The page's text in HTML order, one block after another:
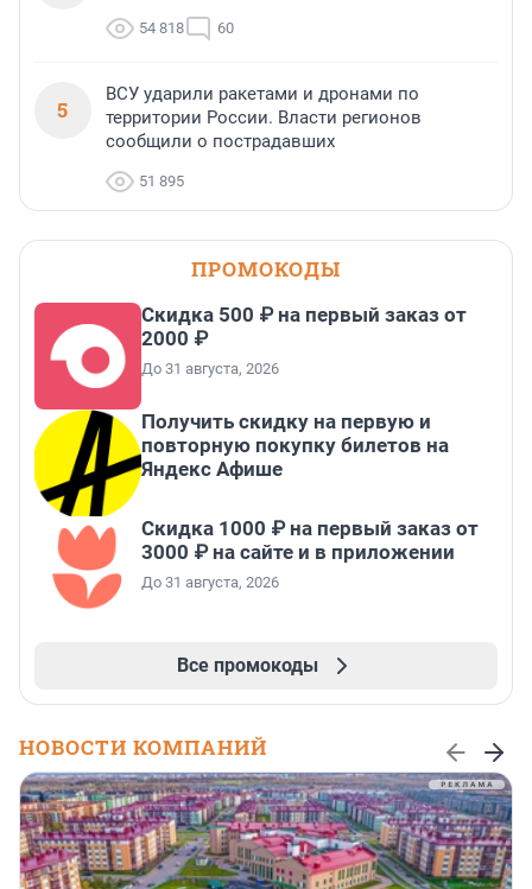
54 818 60
5
ВСУ ударили ракетами и дронами по
территории России. Власти регионов
сообщили о пострадавших
51 895
ПРОМОКОДЫ
Скидка 500 ₽ на первый заказ от
2000 ₽
До 31 августа, 2026
Получить скидку на первую и
повторную покупку билетов на
Яндекс Афише
Скидка 1000 ₽ на первый заказ от
3000 ₽ на сайте и в приложении
До 31 августа, 2026
Все промокоды
НОВОСТИ КОМПАНИЙ